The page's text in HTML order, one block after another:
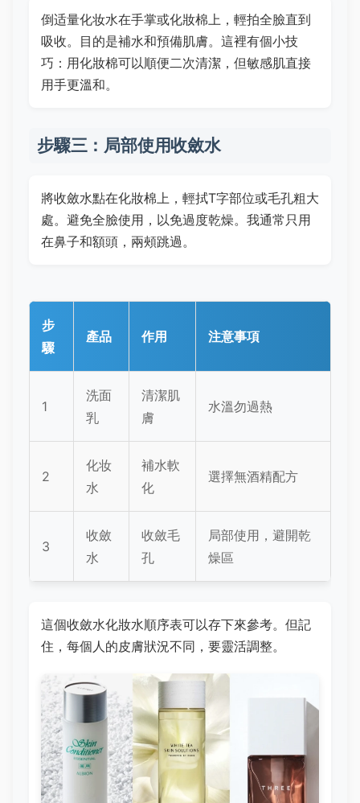
倒适量化妆水在手掌或化妝棉上，輕拍全臉直到
吸收。目的是補水和預備肌膚。這裡有個小技
巧：用化妝棉可以順便二次清潔，但敏感肌直接
用手更溫和。
步驟三：局部使用收斂水
將收斂水點在化妝棉上，輕拭T字部位或毛孔粗大
處。避免全臉使用，以免過度乾燥。我通常只用
在鼻子和額頭，兩頰跳過。
步
驟
產品 作用 注意事項
1
洗面
乳
清潔肌
膚
水溫勿過熱
2
化妆
水
補水軟
化
選擇無酒精配方
3
收斂
水
收斂毛
孔
局部使用，避開乾
燥區
這個收斂水化妝水順序表可以存下來參考。但記
住，每個人的皮膚狀況不同，要靈活調整。